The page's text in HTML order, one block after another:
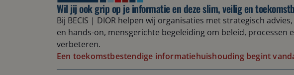
Wil jij ook grip op je informatie en deze slim, veilig en
Bij BECIS | DIOR helpen wij organisaties met strategisch
en hands-on, mensgerichte begeleiding om beleid, processen
verbeteren.
Een toekomstbestendige informatiehuishouding begint